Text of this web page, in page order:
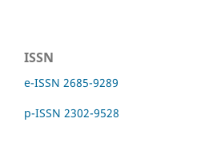
ISSN
e-ISSN 2685-9289
p-ISSN 2302-9528